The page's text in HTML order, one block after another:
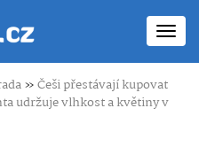
»Češi přestávají kupovat
udržuje vlhkost a květiny v